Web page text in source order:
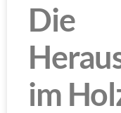
Die
im